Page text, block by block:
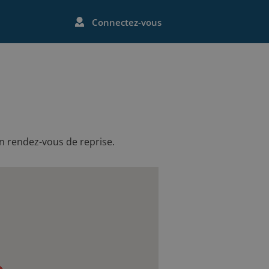
Connectez-vous
rendez-vous de reprise.